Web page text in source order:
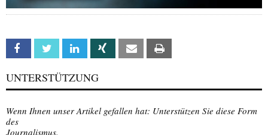
Facebook Twitter Linkedin Xing Email
UNTERSTÜTZUNG
Wenn Ihnen unser Artikel gefallen hat: Unterstützen Sie diese Form
des
Journalismus.